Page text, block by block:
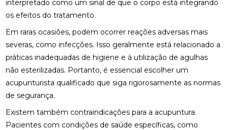
interpretado como um sinal de que o corpo está integrando
os efeitos do tratamento.
Em raras ocasiões, podem ocorrer reações adversas mais
severas, como infecções. Isso geralmente está relacionado a
práticas inadequadas de higiene e à utilização de agulhas
não esterilizadas. Portanto, é essencial escolher um
acupunturista qualificado que siga rigorosamente as normas
de segurança.
Existem também contraindicações para a acupuntura.
Pacientes com condições de saúde específicas, como
QUIROPRAXIA PARA SUA SAÚDE
DESCUBRA OS BENEFÍCIOS DA QUIROPRAXIA NA
FISIOTERAPIA
OSTEOPATIA PARA SUA SAÚDE
DICAS PARA ESCOLHER A MELHOR PALMILHA PARA
JOANETE